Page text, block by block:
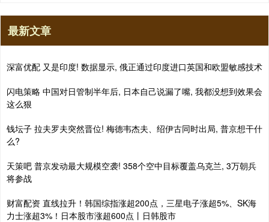
最新文章
深富优配 又是印度! 数据显示, 俄正通过印度进口英国和欧盟敏感技术
闪电策略 中国对日管制半年后, 日本自己说漏了嘴, 我都没想到效果会
这么狠
钱坛子 拉夫罗夫突然晋位! 梅德韦杰夫、绍伊古同时出局, 普京想干什
么?
天策吧 普京发动最大规模空袭! 358个空中目标覆盖乌克兰, 3万朝兵
将参战
财富配资 直线拉升！韩国综指涨超200点，三星电子涨超5%、SK海
力士涨超3%！日本股市涨超600点丨日韩股市